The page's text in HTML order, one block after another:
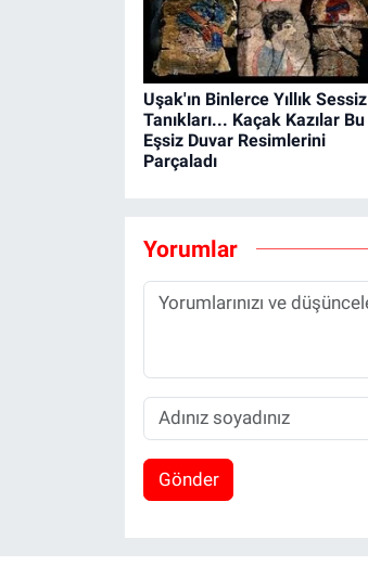
Uşak'ın Binlerce Yıllık Sessiz
Tanıkları... Kaçak Kazılar Bu
Eşsiz Duvar Resimlerini
Parçaladı
Yorumlar
Gönder